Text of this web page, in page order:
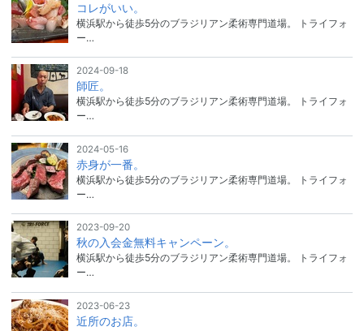
コレがいい。
横浜駅から徒歩5分のブラジリアン柔術専門道場。 トライフォ
ー…
2024-09-18
師匠。
横浜駅から徒歩5分のブラジリアン柔術専門道場。 トライフォ
ー…
2024-05-16
赤身が一番。
横浜駅から徒歩5分のブラジリアン柔術専門道場。 トライフォ
ー…
2023-09-20
秋の入会金無料キャンペーン。
横浜駅から徒歩5分のブラジリアン柔術専門道場。 トライフォ
ー…
2023-06-23
近所のお店。